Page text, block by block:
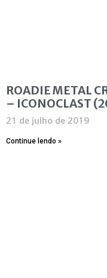
ROADIE METAL
– ICONOCLAST
21 de julho de 2019
Continue lendo »